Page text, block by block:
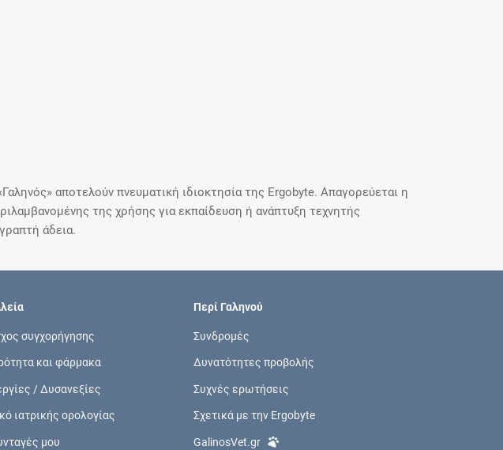
αποτελούν πνευματική ιδιοκτησία της Ergobyte. Απαγορεύεται η
της χρήσης για εκπαίδευση ή ανάπτυξη τεχνητής
άδεια.
συγχορήγησης
και φάρμακα
/ Δυσανεξίες
ιατρικής ορολογίας
μου
Περί Γαληνού
Συνδρομές
Δυνατότητες προβολής
Συχνές ερωτήσεις
Σχετικά με την Ergobyte
GalinosVet.gr